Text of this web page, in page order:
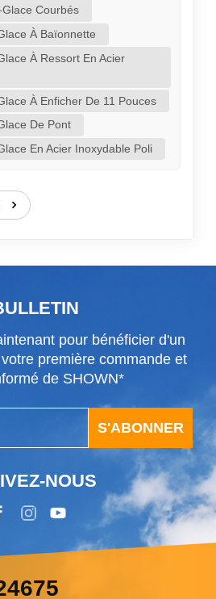
balais d'essuie-glace Ils
exceptionnelle à la
efficacement aux effets
pluie, de la neige, du sel de
et autres substances
Cette robustesse
fiables dans des
considérablement leur...
Courbés
À Baïonnette
À Ressort En Acier
À Enficher De 11 Pouces
De Pont
En Acier Inoxydable Poli
pour bénéficier d'un
première commande et
de SHOWN*
S'ABONNER
NOUS